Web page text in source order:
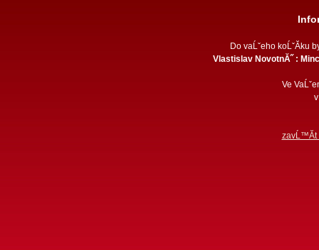
Do vaĹˇeho koĹˇĂ­ku
Vlastislav NovotnĂ˝ :
Ve
zavĹ™Ă­t